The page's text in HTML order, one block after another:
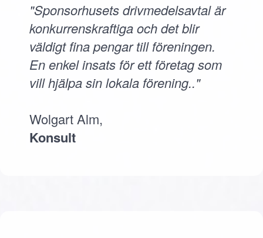
"Sponsorhusets drivmedelsavtal är
konkurrenskraftiga och det blir
väldigt fina pengar till föreningen.
En enkel insats för ett företag som
vill hjälpa sin lokala förening.."
Wolgart Alm,
Konsult